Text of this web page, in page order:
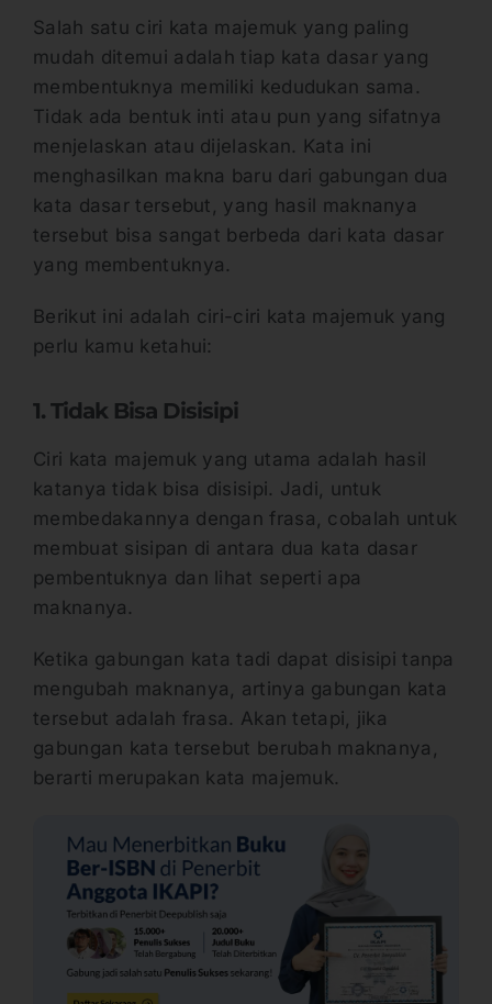
Salah satu ciri kata majemuk yang paling
mudah ditemui adalah tiap kata dasar yang
membentuknya memiliki kedudukan sama.
Tidak ada bentuk inti atau pun yang sifatnya
menjelaskan atau dijelaskan. Kata ini
menghasilkan makna baru dari gabungan dua
kata dasar tersebut, yang hasil maknanya
tersebut bisa sangat berbeda dari kata dasar
yang membentuknya.
Berikut ini adalah ciri-ciri kata majemuk yang
perlu kamu ketahui:
1. Tidak Bisa Disisipi
Ciri kata majemuk yang utama adalah hasil
katanya tidak bisa disisipi. Jadi, untuk
membedakannya dengan frasa, cobalah untuk
membuat sisipan di antara dua kata dasar
pembentuknya dan lihat seperti apa
maknanya.
Ketika gabungan kata tadi dapat disisipi tanpa
mengubah maknanya, artinya gabungan kata
tersebut adalah frasa. Akan tetapi, jika
gabungan kata tersebut berubah maknanya,
berarti merupakan kata majemuk.